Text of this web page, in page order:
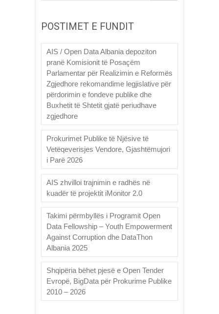
POSTIMET E FUNDIT
AIS / Open Data Albania depoziton
pranë Komisionit të Posaçëm
Parlamentar për Realizimin e Reformës
Zgjedhore rekomandime legjislative për
përdorimin e fondeve publike dhe
Buxhetit të Shtetit gjatë periudhave
zgjedhore
Prokurimet Publike të Njësive të
Vetëqeverisjes Vendore, Gjashtëmujori
i Parë 2026
AIS zhvilloi trajnimin e radhës në
kuadër të projektit iMonitor 2.0
Takimi përmbyllës i Programit Open
Data Fellowship – Youth Empowerment
Against Corruption dhe DataThon
Albania 2025
Shqipëria bëhet pjesë e Open Tender
Evropë, BigData për Prokurime Publike
2010 – 2026